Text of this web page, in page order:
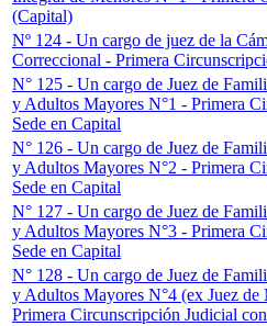
(Capital)
Nº 124 - Un cargo de juez de la
Correccional - Primera
N° 125 - Un cargo de Juez de
y Adultos Mayores N°1 - Primera
Sede en Capital
N° 126 - Un cargo de Juez de
y Adultos Mayores N°2 - Primera
Sede en Capital
N° 127 - Un cargo de Juez de
y Adultos Mayores N°3 - Primera
Sede en Capital
N° 128 - Un cargo de Juez de
y Adultos Mayores N°4 (ex Juez
Primera Circunscripción Judicial